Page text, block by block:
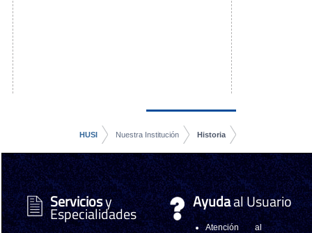
HUSI Nuestra Institución Historia
Serviciosy
Especialidades
Ayudaal Usuario
Atención al